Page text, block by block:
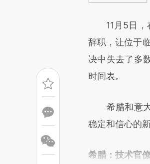
11月5日，在
辞职，让位于
决中失去了多
时间表。
希腊和意大
稳定和信心的新
希腊：技术官